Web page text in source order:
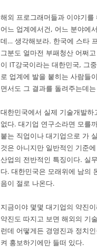
해외 프로그래머들과 이야기
어느 업계에서건, 어느 분야에
데… 생각해보라. 한국에 스타
그분도 얼마전 부패청산 어쩌
이 IT강국이라는 대한민국, 그
로 업계에 발을 붙히는 사람들
면서도 그 결과를 돌려주는데
대한민국에서 실제 기술개발
없다. 대기업 연구소라면 모를
붙는 직업이나 대기업으로 가
것은 아니지만 일반적인 기준
산업의 전반적인 특징이다. 실
다. 대한민국은 모래위에 남의
음이 절로 나온다.
지금이야 몇몇 대기업의 약진
약진도 따지고 보면 해외의 기
런데 어떻게든 경영진과 정치
켜 홍보하기에만 들떠 있다.